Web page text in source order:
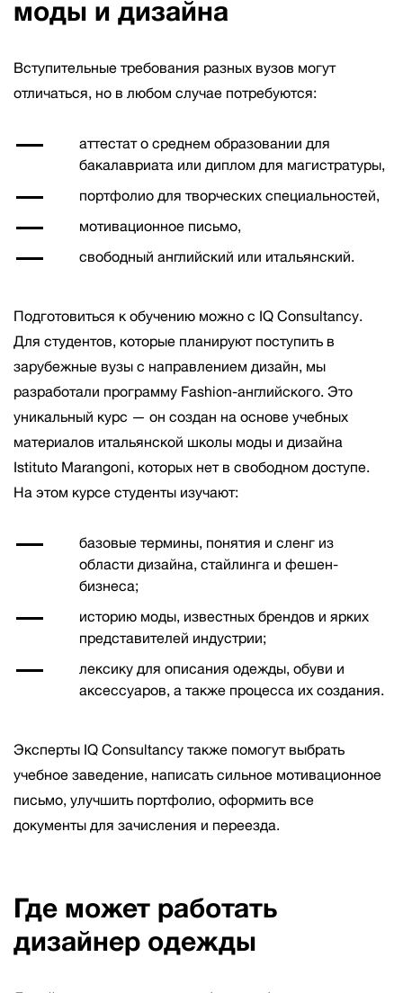
моды и дизайна
Вступительные требования разных вузов могут
отличаться, но в любом случае потребуются:
аттестат о среднем образовании для
бакалавриата или диплом для магистратуры,
портфолио для творческих специальностей,
мотивационное письмо,
свободный английский или итальянский.
Подготовиться к обучению можно с IQ Consultancy.
Для студентов, которые планируют поступить в
зарубежные вузы с направлением дизайн, мы
разработали программу Fashion-английского. Это
уникальный курс — он создан на основе учебных
материалов итальянской школы моды и дизайна
Istituto Marangoni, которых нет в свободном доступе.
На этом курсе студенты изучают:
базовые термины, понятия и сленг из
области дизайна, стайлинга и фешен-
бизнеса;
историю моды, известных брендов и ярких
представителей индустрии;
лексику для описания одежды, обуви и
аксессуаров, а также процесса их создания.
Эксперты IQ Consultancy также помогут выбрать
учебное заведение, написать сильное мотивационное
письмо, улучшить портфолио, оформить все
документы для зачисления и переезда.
Где может работать
дизайнер одежды